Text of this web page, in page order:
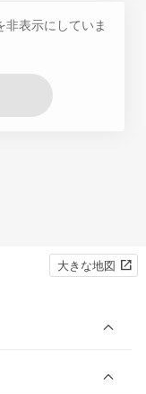
表示にしていま
大きな地図